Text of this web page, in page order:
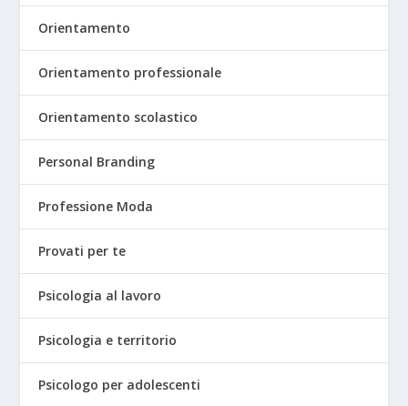
Orientamento
Orientamento professionale
Orientamento scolastico
Personal Branding
Professione Moda
Provati per te
Psicologia al lavoro
Psicologia e territorio
Psicologo per adolescenti